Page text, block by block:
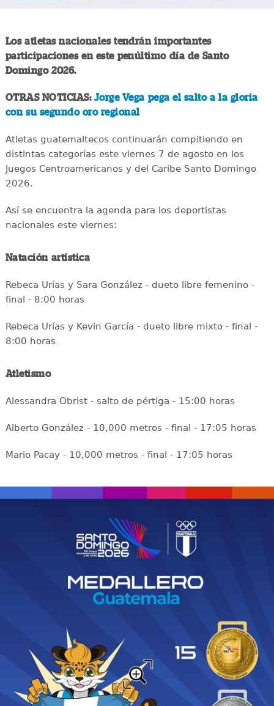
Los atletas nacionales tendrán importantes
participaciones en este penúltimo día de Santo
Domingo 2026.
OTRAS NOTICIAS: Jorge Vega pega el salto a la gloria
con su segundo oro regional
Atletas guatemaltecos continuarán compitiendo en
distintas categorías este viernes 7 de agosto en los
Juegos Centroamericanos y del Caribe Santo Domingo
2026.
Así se encuentra la agenda para los deportistas
nacionales este viernes:
Natación artística
Rebeca Urías y Sara González - dueto libre femenino -
final - 8:00 horas
Rebeca Urías y Kevin García - dueto libre mixto - final -
8:00 horas
Atletismo
Alessandra Obrist - salto de pértiga - 15:00 horas
Alberto González - 10,000 metros - final - 17:05 horas
Mario Pacay - 10,000 metros - final - 17:05 horas